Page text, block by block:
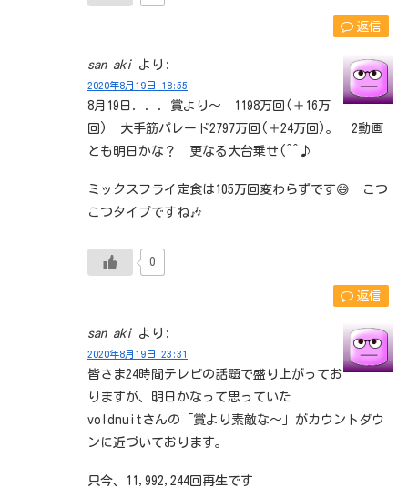
返信
san aki より:
2020年8月19日 18:55
8月19日．．．賞より～ 1198万回(＋16万
回) 大手筋パレード2797万回(＋24万回)。 2動画
とも明日かな？ 更なる大台乗せ(^^♪
ミックスフライ定食は105万回変わらずです😅 こつ
こつタイプですね🎶
0
返信
san aki より:
2020年8月19日 23:31
皆さま24時間テレビの話題で盛り上がってお
りますが、明日かなって思っていた
voldnuitさんの「賞より素敵な～」がカウントダウ
ンに近づいております。
只今、11,992,244回再生です